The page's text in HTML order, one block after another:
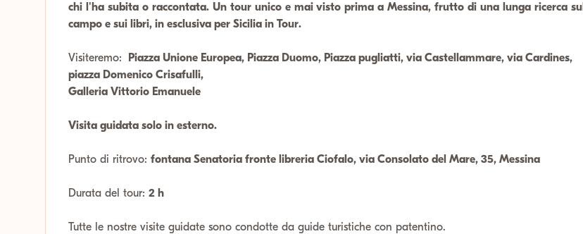
chi l'ha subita o raccontata. Un tour unico e mai visto prima a Messina, frutto di una lunga ricerca sul
campo e sui libri, in esclusiva per Sicilia in Tour.
Visiteremo:
Piazza Unione Europea, Piazza Duomo, Piazza pugliatti, via Castellammare, via Cardines,
piazza Domenico Crisafulli,
Galleria Vittorio Emanuele
Visita guidata solo in esterno.
Punto di ritrovo: fontana Senatoria fronte libreria Ciofalo, via Consolato del Mare, 35, Messina
Durata del tour: 2 h
Tutte le nostre visite guidate sono condotte da guide turistiche con patentino.